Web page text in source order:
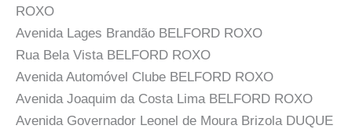
ROXO
Avenida Lages Brandão BELFORD ROXO
Rua Bela Vista BELFORD ROXO
Avenida Automóvel Clube BELFORD ROXO
Avenida Joaquim da Costa Lima BELFORD ROXO
Avenida Governador Leonel de Moura Brizola DUQUE